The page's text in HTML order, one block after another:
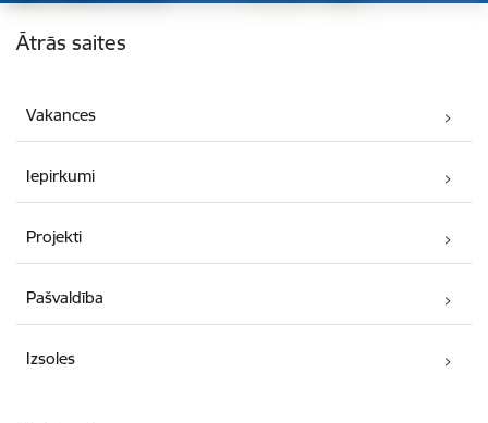
Kājene
Ātrās saites
Vakances
Iepirkumi
Projekti
Pašvaldība
Izsoles